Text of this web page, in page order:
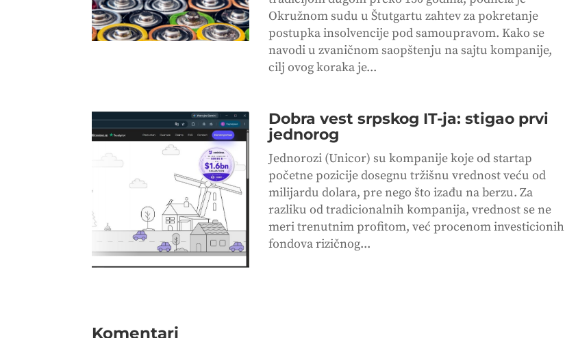
Okružnom sudu u Štutgartu zahtev za pokretanje
postupka insolvencije pod samoupravom. Kako se
navodi u zvaničnom saopštenju na sajtu kompanije,
cilj ovog koraka je...
Dobra vest srpskog IT-ja: stigao prvi
jednorog
Jednorozi (Unicor) su kompanije koje od startap
početne pozicije dosegnu tržišnu vrednost veću od
milijardu dolara, pre nego što izađu na berzu. Za
razliku od tradicionalnih kompanija, vrednost se ne
meri trenutnim profitom, već procenom investicionih
fondova rizičnog...
Komentari